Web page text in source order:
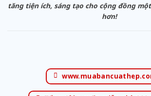
tăng tiện ích, sáng tạo cho cộng đồng
hơn!